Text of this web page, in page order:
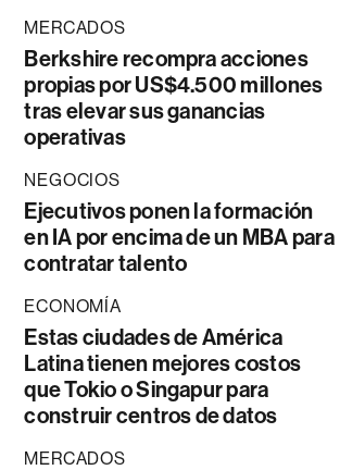
MERCADOS
Berkshire recompra acciones
propias por US$4.500 millones
tras elevar sus ganancias
operativas
NEGOCIOS
Ejecutivos ponen la formación
en IA por encima de un MBA para
contratar talento
ECONOMÍA
Estas ciudades de América
Latina tienen mejores costos
que Tokio o Singapur para
construir centros de datos
MERCADOS